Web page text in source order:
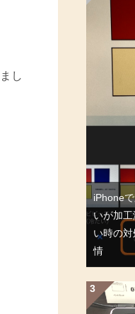
し
iPhone
いが加
い時の
情